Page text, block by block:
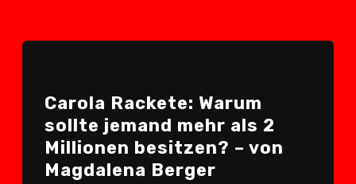
Carola Rackete: Warum
sollte jemand mehr als 2
Millionen besitzen? – von
Magdalena Berger